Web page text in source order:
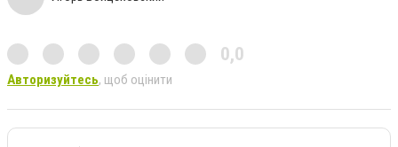
0,0
Авторизуйтесь, щоб оцінити